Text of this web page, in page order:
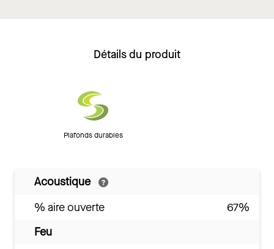
Détails du produit
Plafonds durables
Acoustique
% aire ouverte
67%
Feu